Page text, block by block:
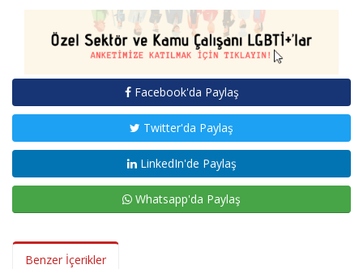
Facebook'da Paylaş
Twitter'da Paylaş
LinkedIn'de Paylaş
Whatsapp'da Paylaş
Benzer İçerikler